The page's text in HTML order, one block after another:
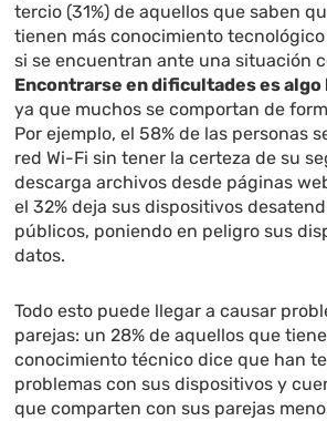
tercio (31%) de aquellos que saben
tienen más conocimiento
si se encuentran ante una situación
Encontrarse en dificultades es
ya que muchos se comportan de
Por ejemplo, el 58% de las personas
red Wi-Fi sin tener la certeza de su
descarga archivos desde páginas
el 32% deja sus dispositivos
públicos, poniendo en peligro sus
datos.
Todo esto puede llegar a causar
parejas: un 28% de aquellos que
conocimiento técnico dice que han
problemas con sus dispositivos y
que comparten con sus parejas